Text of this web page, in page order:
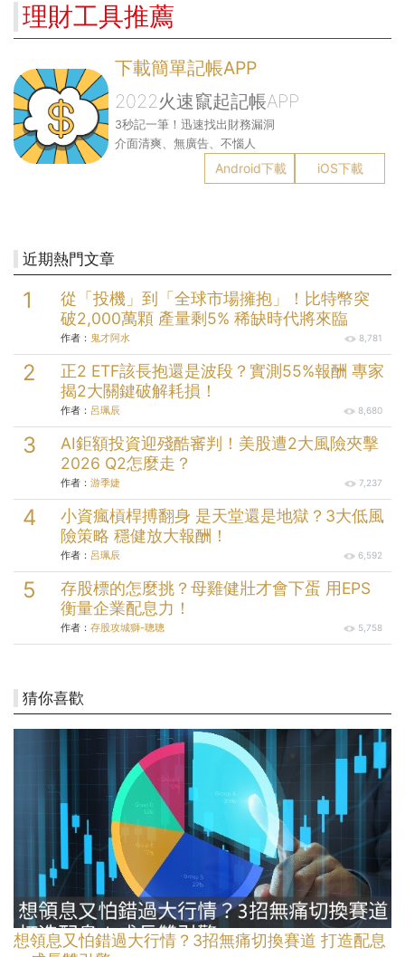
理財工具推薦
下載簡單記帳APP
2022火速竄起記帳APP
3秒記一筆！迅速找出財務漏洞
介面清爽、無廣告、不惱人
Android下載 iOS下載
近期熱門文章
從「投機」到「全球市場擁抱」！比特幣突
破2,000萬顆 產量剩5% 稀缺時代將來臨
作者： 鬼才阿水 8,781
正2 ETF該長抱還是波段？實測55%報酬 專家
揭2大關鍵破解耗損！
作者： 呂珮辰 8,680
AI鉅額投資迎殘酷審判！美股遭2大風險夾擊
2026 Q2怎麼走？
作者： 游季婕 7,237
小資瘋槓桿搏翻身 是天堂還是地獄？3大低風
險策略 穩健放大報酬！
作者： 呂珮辰 6,592
存股標的怎麼挑？母雞健壯才會下蛋 用EPS
衡量企業配息力！
作者： 存股攻城獅-聰聰 5,758
猜你喜歡
想領息又怕錯過大行情？3招無痛切換賽道 打造配息